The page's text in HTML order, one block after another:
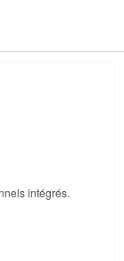
intégrés.